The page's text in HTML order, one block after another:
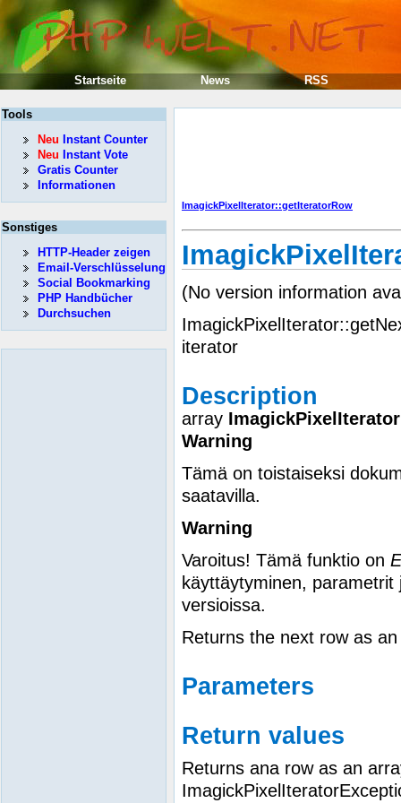
ImagickPixelIterator::getIteratorRow
(No version information
iterator
Description
array
Warning
Tämä on toistaiseksi
saatavilla.
Warning
Varoitus! Tämä funktio on
käyttäytyminen,
versioissa.
Returns the next row as
Parameters
Return values
Returns ana row as an
Tools
Neu Instant Counter
Neu Instant Vote
Gratis Counter
Informationen
Sonstiges
HTTP-Header zeigen
Email-Verschlüsselung
Social Bookmarking
PHP Handbücher
Durchsuchen
Startseite News RSS